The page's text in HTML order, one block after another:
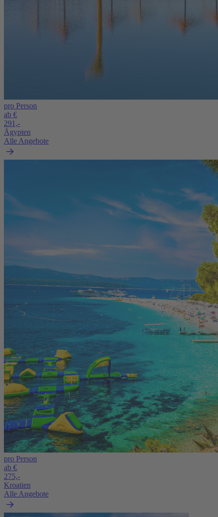
pro Person
ab €
291,-
Ägypten
Alle Angebote
pro Person
ab €
275,-
Kroatien
Alle Angebote